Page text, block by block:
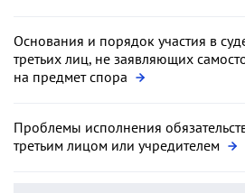
Основания и порядок участия в
третьих лиц, не заявляющих
на предмет спора
Проблемы исполнения
третьим лицом или учредителем